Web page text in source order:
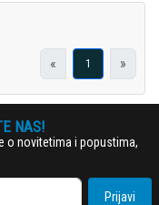
« 1 »
NAS!
o novitetima i popustima,
Prijavi